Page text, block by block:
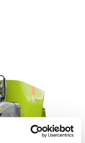
i flera versioner.
m³
och 33 m³
ständigt för att
få senaste